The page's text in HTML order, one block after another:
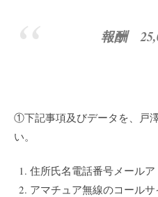
報酬
①下記事項及びデータを、戸
い。
住所氏名電話番号メールア
アマチュア無線のコールサ